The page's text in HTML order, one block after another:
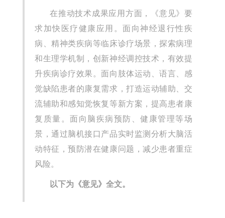
在推动技术成果应用方面，《意见》要
求加快医疗健康应用。面向神经退行性疾
病、精神类疾病等临床诊疗场景，探索病理
和生理学机制，创新神经调控技术，有效提
升疾病诊疗效果。面向肢体运动、语言、感
觉缺陷患者的康复需求，打造运动辅助、交
流辅助和感知觉恢复等新方案，提高患者康
复质量。面向脑疾病预防、健康管理等场
景，通过脑机接口产品实时监测分析大脑活
动特征，预防潜在健康问题，减少患者重症
风险。
以下为《意见》全文。